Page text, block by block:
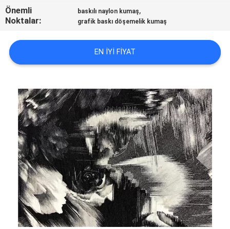
COMPANY
NEWS
SITE
PRIVACY
POLICY
Önemli
Noktalar:
baskılı naylon kumaş,
grafik baskı döşemelik kumaş
EN IYI FIYAT